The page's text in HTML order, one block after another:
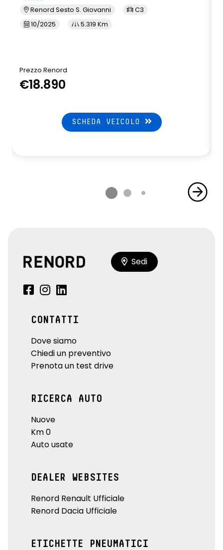
Renord Sesto S. Giovanni
C3
10/2025
5.319 Km
Prezzo Renord
€18.890
SCHEDA VEICOLO
Sedi
CONTATTI
Dove siamo
Chiedi un preventivo
Prenota un test drive
RICERCA AUTO
Nuove
Km 0
Auto usate
DEALER WEBSITES
Renord Renault Ufficiale
Renord Dacia Ufficiale
ETICHETTE PNEUMATICI